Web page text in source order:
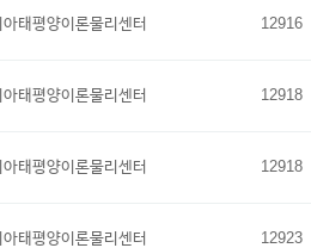
태평양이론물리센터 12916
태평양이론물리센터 12918
태평양이론물리센터 12918
태평양이론물리센터 12923